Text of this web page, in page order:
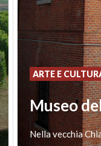
Museo
Nellavecchia
ARTE E